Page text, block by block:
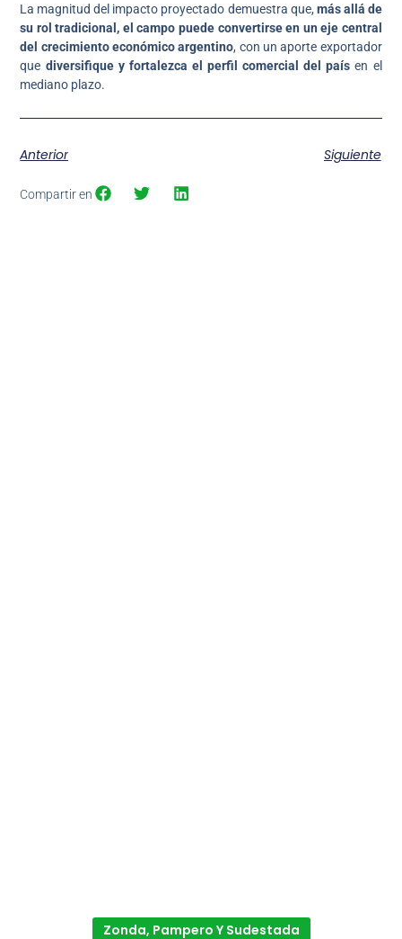
La magnitud del impacto proyectado demuestra que, más allá de
su rol tradicional, el campo puede convertirse en un eje central
del crecimiento económico argentino, con un aporte exportador
que diversifique y fortalezca el perfil comercial del país en el
mediano plazo.
Anterior Siguiente
Compartir en
Zonda, Pampero Y Sudestada